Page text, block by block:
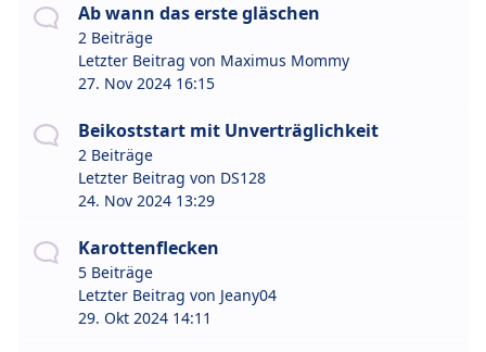
Ab wann das erste gläschen
2 Beiträge
Letzter Beitrag von Maximus Mommy
27. Nov 2024 16:15
Beikoststart mit Unverträglichkeit
2 Beiträge
Letzter Beitrag von DS128
24. Nov 2024 13:29
Karottenflecken
5 Beiträge
Letzter Beitrag von Jeany04
29. Okt 2024 14:11